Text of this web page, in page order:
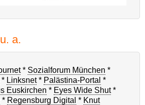
a.
* Sozialforum München *
* Linksnet* Palästina-Portal *
Euskirchen * Eyes Wide Shut*
* Regensburg Digital * Knut